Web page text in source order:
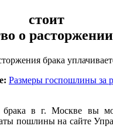
стоит
о
брака
Размеры госпошлины за
в г. Москве вы
пошлины на сайте